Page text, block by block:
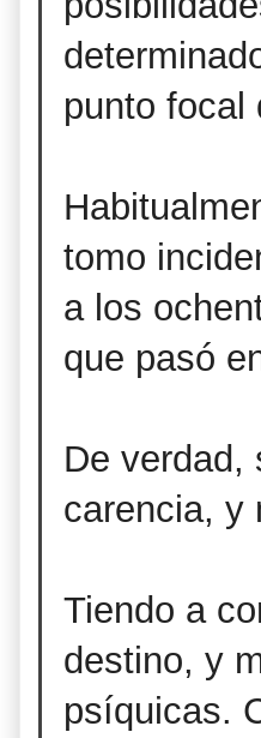
punto focal
tomo
a los
que pasó
De verdad,
carencia, y
Tiendo a
destino, y
psíquicas.